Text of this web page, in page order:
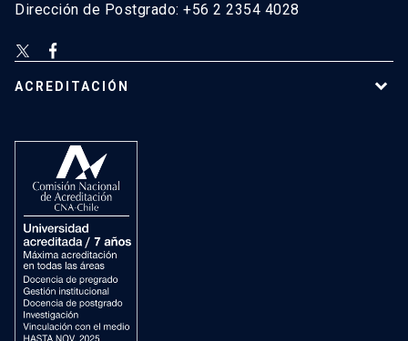
Dirección de Postgrado: +56 2 2354 4028
ACREDITACIÓN